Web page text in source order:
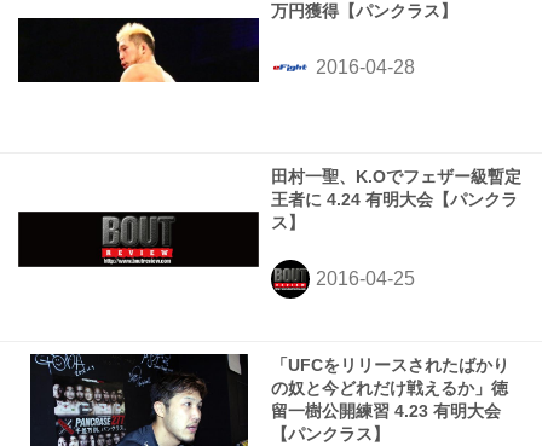
万円獲得【パンクラス】
田村一聖、K.Oでフェザー級暫定
王者に 4.24 有明大会【パンクラ
ス】
「UFCをリリースされたばかり
の奴と今どれだけ戦えるか」徳
留一樹公開練習 4.23 有明大会
【パンクラス】